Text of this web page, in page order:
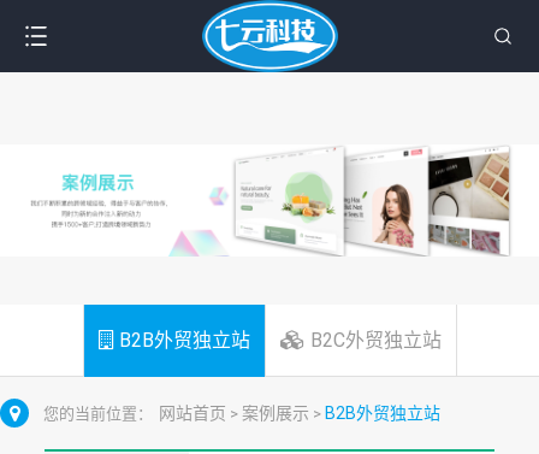
B2B外贸独立站 B2C外贸独立站
您的当前位置： 网站首页 > 案例展示 > B2B外贸独立站